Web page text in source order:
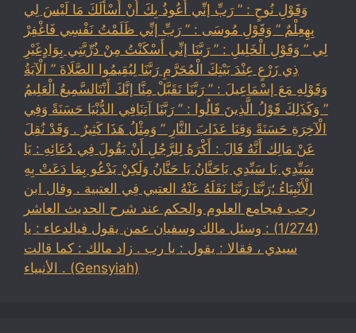
وَقَوْلِ نُوحٍ : ” رَبِّ إنِّي أَعُوذُ بِكَ أَنْ أَسْأَلَكَ مَا لَيْسَ لِي
بِهِعِلْمٌ ” وَقَوْلِ مُوسَى : ” رَبِّ إنِّي ظَلَمْتُ نَفْسِي فَاغْفِرْ
لِي ” وَقَوْلِ الْخَلِيلِ : ” رَبَّنَا إنِّي أَسْكَنْتُ مِنْ ذُرِّيَّتِي بِوَادٍغَيْرِ
ذِي زَرْعٍ عِنْدَ بَيْتِكَ الْمُحَرَّمِ رَبَّنَا لِيُقِيمُوا الصَّلَاةَ ” الْآيَةُ
وَقَوْلِهِ مَعَ إسْمَاعِيلَ : ” رَبَّنَا تَقَبَّلْ مِنَّا إنَّكَ أَنْتَالسَّمِيعُ الْعَلِيمُ
” وَكَذَلِكَ قَوْلُ الَّذِينَ قَالُوا : ” رَبَّنَا آتِنَافِي الدُّنْيَا حَسَنَةً وَفِي
الْآخِرَةِ حَسَنَةً وَقِنَا عَذَابَ النَّارِ ” وَمِثْلُ هَذَا كَثِيرٌ . وَقَدْ نُقِلَ
عَنْ مَالِك أَنَّهُ قَالَ : أَكْرَهُ لِلرَّجُلِ أَنْ يَقُولَ فِي دُعَائِهِ : يَا
سَيِّدِي يَا سَيِّدِي يَاحَنَّانُ يَا حَنَّانُ وَلَكِنْ يَدْعُو بِمَا دَعَتْ بِهِ
الْأَنْبِيَاءُ ؛رَبَّنَا رَبَّنَا نَقَلَهُ عَنْهُ العتبي فِي العتبية . وقال ابن
رجب فيجامع العلوم والحكم عند شرح الحديث العاشر
(1/274) : وسئل مالك وسفيان عمن يقول فيالدعاء : يا
سيدي ، فقالا : يقول : يا رب . زاد مالك : كما قالت
الأنبياء . (Gensyiah)